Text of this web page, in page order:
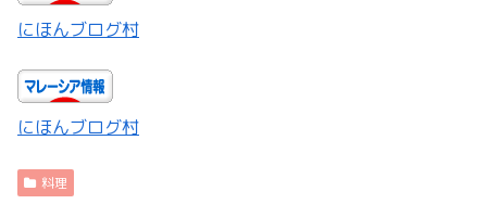
にほんブログ村
にほんブログ村
料理